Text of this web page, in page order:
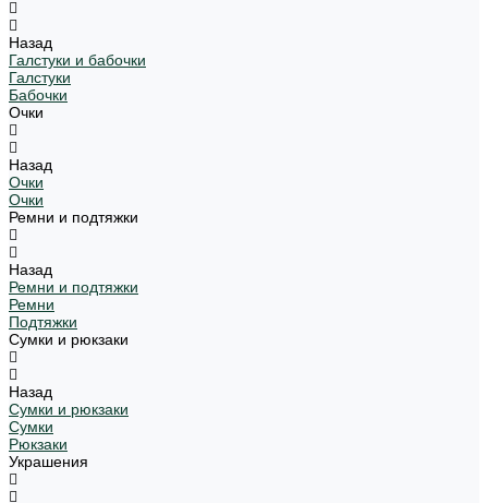
Назад
Галстуки и бабочки
Галстуки
Бабочки
Очки
Назад
Очки
Очки
Ремни и подтяжки
Назад
Ремни и подтяжки
Ремни
Подтяжки
Сумки и рюкзаки
Назад
Сумки и рюкзаки
Сумки
Рюкзаки
Украшения